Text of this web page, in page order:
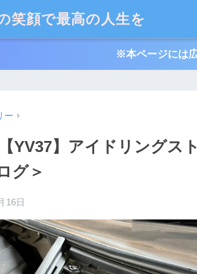
顔で最高の人生を
※本ページには
ー
YV37】アイドリングス
グ＞
16日